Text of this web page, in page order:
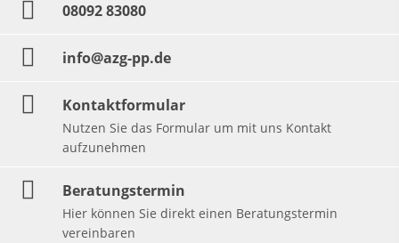
08092 83080
info@azg-pp.de
Kontaktformular
Nutzen Sie das Formular um mit uns Kontakt
aufzunehmen
Beratungstermin
Hier können Sie direkt einen Beratungstermin
vereinbaren